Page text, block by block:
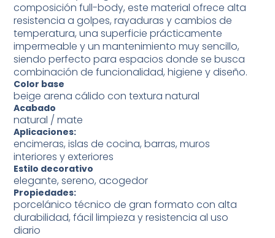
composición full-body, este material ofrece alta
resistencia a golpes, rayaduras y cambios de
temperatura, una superficie prácticamente
impermeable y un mantenimiento muy sencillo,
siendo perfecto para espacios donde se busca
combinación de funcionalidad, higiene y diseño.
Color base
beige arena cálido con textura natural
Acabado
natural / mate
Aplicaciones:
encimeras, islas de cocina, barras, muros
interiores y exteriores
Estilo decorativo
elegante, sereno, acogedor
Propiedades:
porcelánico técnico de gran formato con alta
durabilidad, fácil limpieza y resistencia al uso
diario